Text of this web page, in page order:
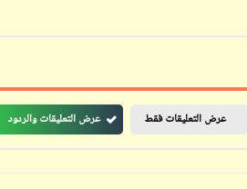
عرض التعليقات فقط عرض التعليقات والردود